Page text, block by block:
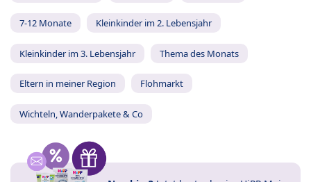
7-12 Monate Kleinkinder im 2. Lebensjahr
Kleinkinder im 3. Lebensjahr Thema des Monats
Eltern in meiner Region Flohmarkt
Wichteln, Wanderpakete & Co